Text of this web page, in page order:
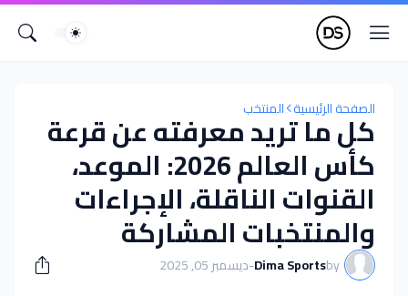
الصفحة الرئيسية المنتخب
كل ما تريد معرفته عن قرعة
كأس العالم 2026: الموعد،
القنوات الناقلة، الإجراءات
والمنتخبات المشاركة
by
Dima Sports
-ديسمبر 05, 2025